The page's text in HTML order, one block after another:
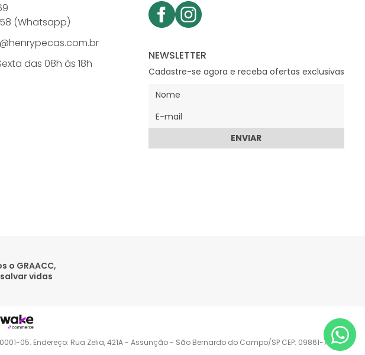
(Whatsapp)
das 08h às 18h
NEWSLETTER
Cadastre-se agora e receba ofertas exclusivas
ENVIAR
o GRAACC,
vidas
05. Endereço: Rua Zelia, 421A - Assunção - São Bernardo do Campo/SP CEP: 09861-710